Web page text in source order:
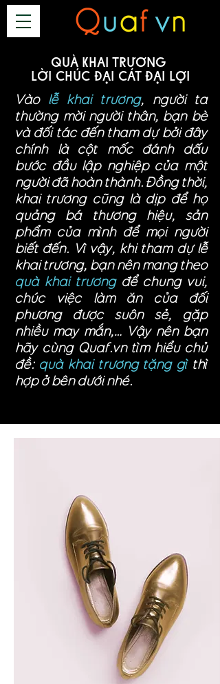
QUÀ KHAI TRƯƠNG
LỜI CHÚC ĐẠI CÁT ĐẠI LỢI
Vào lễ khai trương, người ta
thường mời người thân, bạn bè
và đối tác đến tham dự bởi đây
chính là cột mốc đánh dấu
bước đầu lập nghiệp của một
người đã hoàn thành. Đồng thời,
khai trương cũng là dịp để họ
quảng bá thương hiệu, sản
phẩm của mình để mọi người
biết đến. Vì vậy, khi tham dự lễ
khai trương, bạn nên mang theo
quà khai trươngđể chung vui,
chúc việc làm ăn của đối
phương được suôn sẻ, gặp
nhiều may mắn,… Vậy nên bạn
hãy cùng Quaf.vn tìm hiểu chủ
đề: quà khai trương tặng gìthì
hợp ở bên dưới nhé.